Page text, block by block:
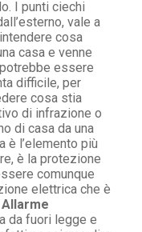
I punti ciechi
vale a
cosa
casa e venne
essere
difficile, per
cosa stia
di infrazione o
di casa da una
è l’elemento più
è la protezione
comunque
elettrica che è
da fuori legge e